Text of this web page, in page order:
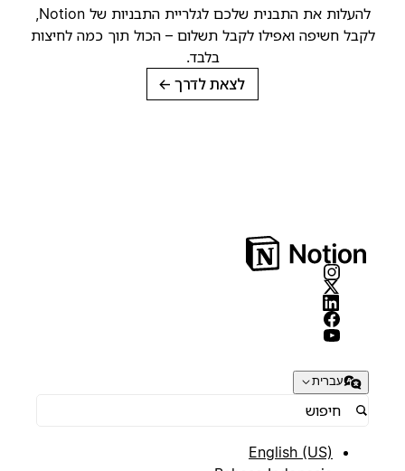
להעלות את התבנית שלכם לגלריית התבניות של Notion,
לקבל חשיפה ואפילו לקבל תשלום – הכול תוך כמה לחיצות
בלבד.
לצאת לדרך→
עברית
English (US)